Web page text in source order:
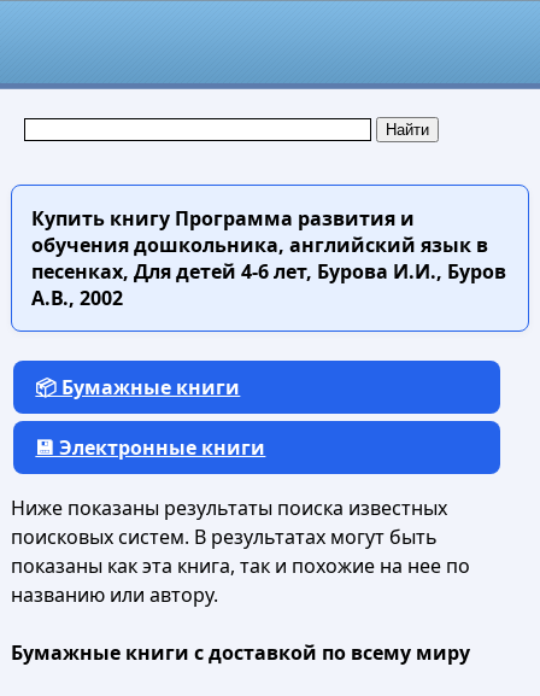
Купить книгуПрограмма развития и
обучения дошкольника, английский язык в
песенках, Для детей 4-6 лет, Бурова И.И., Буров
А.В., 2002
📦 Бумажные книги
💾 Электронные книги
Ниже показаны результаты поиска известных
поисковых систем. В результатах могут быть
показаны как эта книга, так и похожие на нее по
названию или автору.
Бумажные книги с доставкой по всему миру